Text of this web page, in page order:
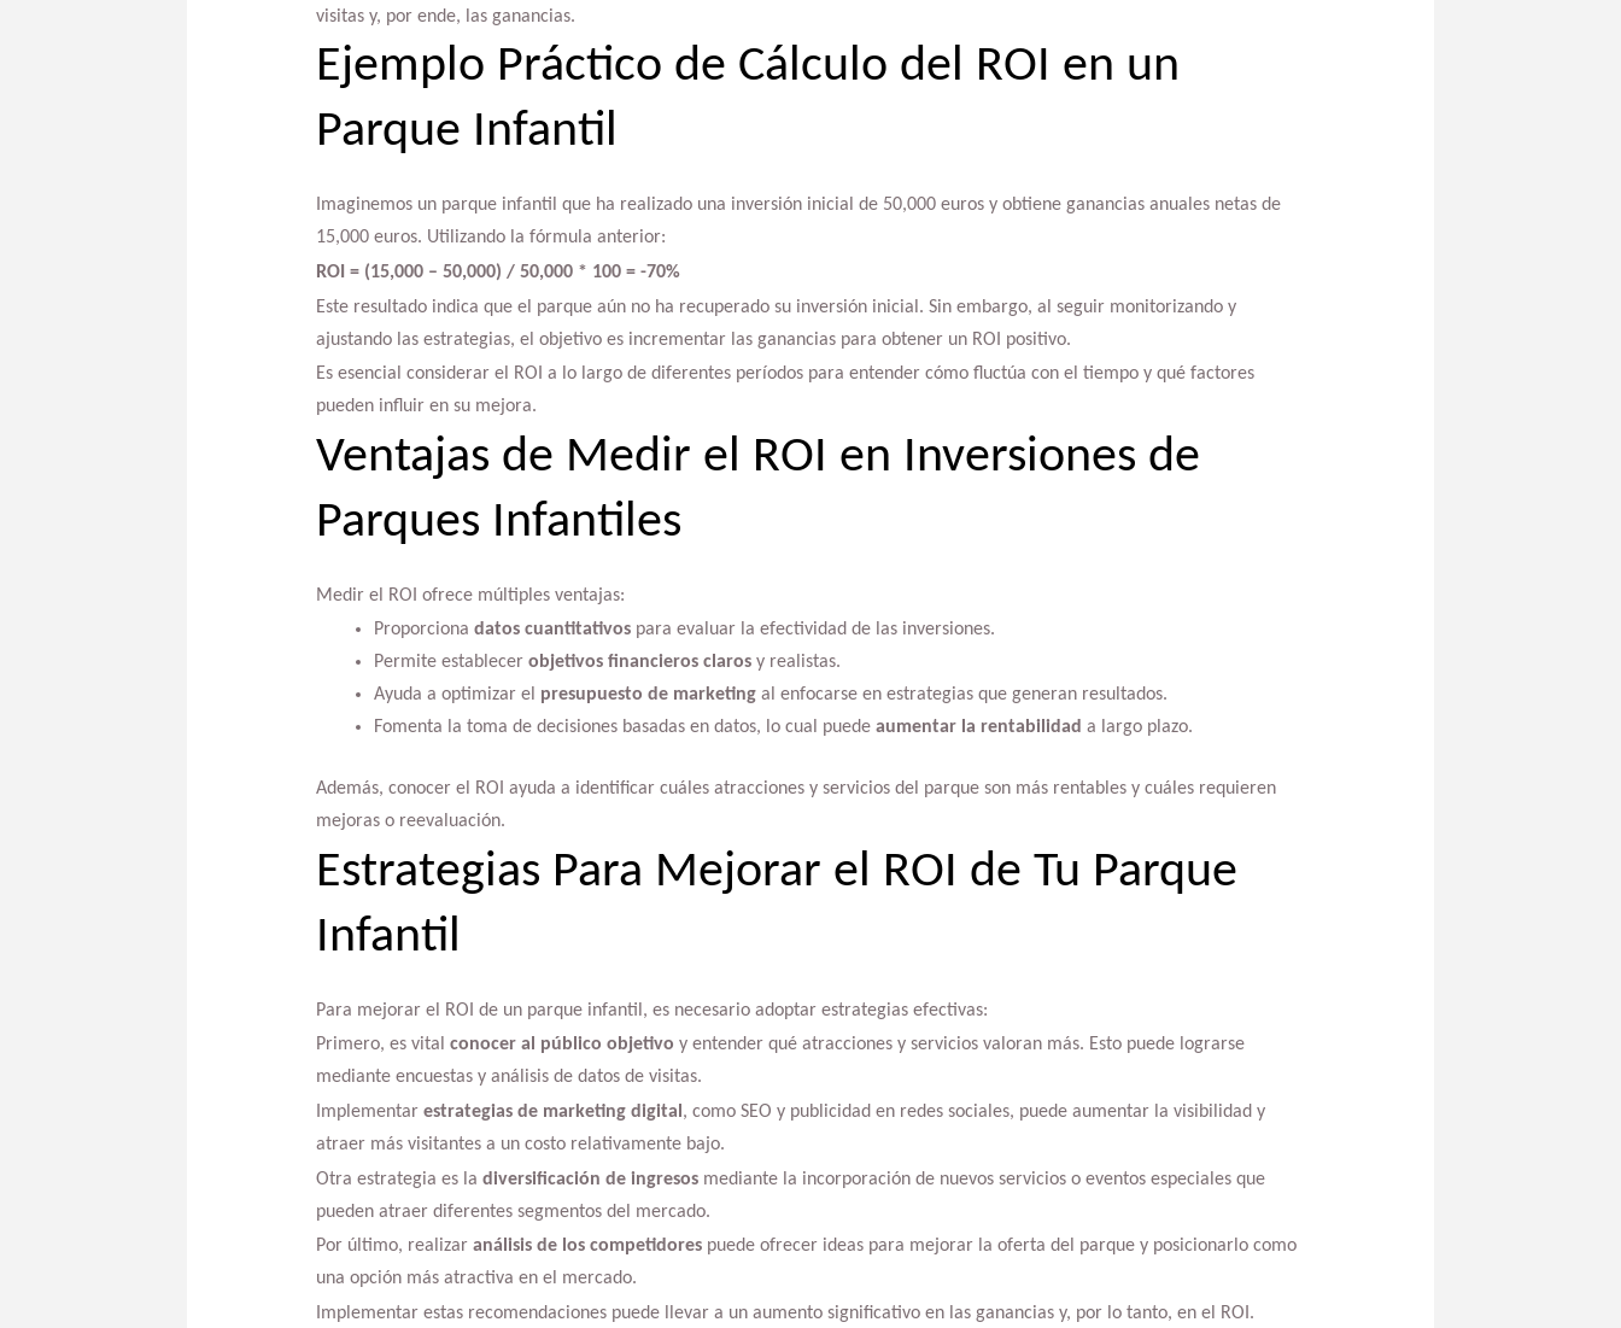
visitas y, por ende, las ganancias.
Ejemplo Práctico de Cálculo del ROI en un
Parque Infantil
Imaginemos un parque infantil que ha realizado una inversión inicial de 50,000 euros y obtiene ganancias anuales netas de
15,000 euros. Utilizando la fórmula anterior:
ROI = (15,000 – 50,000) / 50,000 * 100 = -70%
Este resultado indica que el parque aún no ha recuperado su inversión inicial. Sin embargo, al seguir monitorizando y
ajustando las estrategias, el objetivo es incrementar las ganancias para obtener un ROI positivo.
Es esencial considerar el ROI a lo largo de diferentes períodos para entender cómo fluctúa con el tiempo y qué factores
pueden influir en su mejora.
Ventajas de Medir el ROI en Inversiones de
Parques Infantiles
Medir el ROI ofrece múltiples ventajas:
Proporciona datos cuantitativospara evaluar la efectividad de las inversiones.
Permite establecer objetivos financieros clarosy realistas.
Ayuda a optimizar el presupuesto de marketingal enfocarse en estrategias que generan resultados.
Fomenta la toma de decisiones basadas en datos, lo cual puede aumentar la rentabilidad a largo plazo.
Además, conocer el ROI ayuda a identificar cuáles atracciones y servicios del parque son más rentables y cuáles requieren
mejoras o reevaluación.
Estrategias Para Mejorar el ROI de Tu Parque
Infantil
Para mejorar el ROI de un parque infantil, es necesario adoptar estrategias efectivas:
Primero, es vital conocer al público objetivo y entender qué atracciones y servicios valoran más. Esto puede lograrse
mediante encuestas y análisis de datos de visitas.
Implementar estrategias de marketing digital , como SEO y publicidad en redes sociales, puede aumentar la visibilidad y
atraer más visitantes a un costo relativamente bajo.
Otra estrategia es la diversificación de ingresosmediante la incorporación de nuevos servicios o eventos especiales que
pueden atraer diferentes segmentos del mercado.
Por último, realizar análisis de los competidorespuede ofrecer ideas para mejorar la oferta del parque y posicionarlo como
una opción más atractiva en el mercado.
Implementar estas recomendaciones puede llevar a un aumento significativo en las ganancias y, por lo tanto, en el ROI.